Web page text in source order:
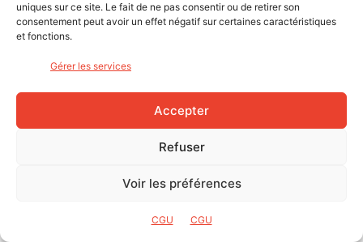
uniques sur ce site. Le fait de ne pas consentir ou de retirer son
consentement peut avoir un effet négatif sur certaines caractéristiques
et fonctions.
Gérer les services
Accepter
Refuser
Voir les préférences
CGU CGU
etc.). Par ailleurs, il est tout à fait possible d’éditer les
traces directement sur le TwoNav Terra. En cela, le grand
Les cartes
Notons que, nativement, ce dispositif utilise un fond de
carte européen issu de la base de données géographiques
, comme beaucoup de ses concurrents.
une résolution correcte rendant la navigation simple,